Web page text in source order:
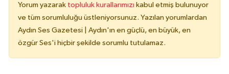
Yorum yazarak topluluk kurallarımızı kabul etmiş bulunuyor
ve tüm sorumluluğu üstleniyorsunuz. Yazılan yorumlardan
Aydın Ses Gazetesi | Aydın'ın en güçlü, en büyük, en
özgür Ses'i hiçbir şekilde sorumlu tutulamaz.